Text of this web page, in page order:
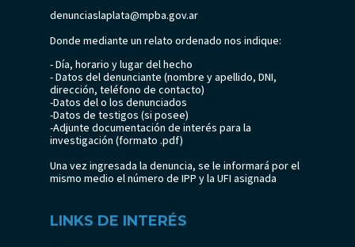
denunciaslaplata@mpba.gov.ar
Donde mediante un relato ordenado nos indique:
- Día, horario y lugar del hecho
- Datos del denunciante (nombre y apellido, DNI,
dirección, teléfono de contacto)
-Datos del o los denunciados
-Datos de testigos (si posee)
-Adjunte documentación de interés para la
investigación (formato .pdf)
Una vez ingresada la denuncia, se le informará por el
mismo medio el número de IPP y la UFI asignada
LINKS DE INTERÉS